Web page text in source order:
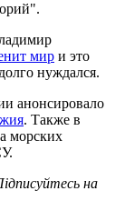
мир и это
нуждался.
анонсировало
. Также в
морских
на